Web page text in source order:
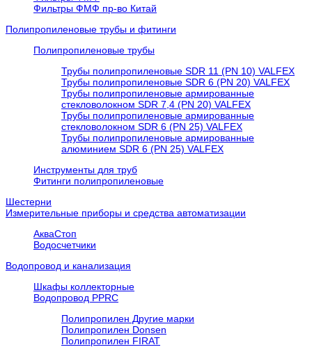
Фильтры ФМФ пр-во Китай
Полипропиленовые трубы и фитинги
Полипропиленовые трубы
Трубы полипропиленовые SDR 11 (PN 10) VALFEX
Трубы полипропиленовые SDR 6 (PN 20) VALFEX
Трубы полипропиленовые армированные
стекловолокном SDR 7,4 (PN 20) VALFEX
Трубы полипропиленовые армированные
стекловолокном SDR 6 (PN 25) VALFEX
Трубы полипропиленовые армированные
алюминием SDR 6 (PN 25) VALFEX
Инструменты для труб
Фитинги полипропиленовые
Шестерни
Измерительные приборы и средства автоматизации
АкваСтоп
Водосчетчики
Водопровод и канализация
Шкафы коллекторные
Водопровод PPRC
Полипропилен Другие марки
Полипропилен Donsen
Полипропилен FIRAT